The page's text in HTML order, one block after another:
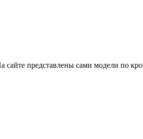
сайте представлены сами модели по